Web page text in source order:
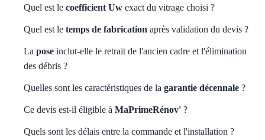
Quel est le coefficient Uw exact du vitrage choisi ?
Quel est le temps de fabrication après validation du devis ?
La pose inclut-elle le retrait de l'ancien cadre et l'élimination
des débris ?
Quelles sont les caractéristiques de la garantie décennale ?
Ce devis est-il éligible à MaPrimeRénov' ?
Quels sont les délais entre la commande et l'installation ?